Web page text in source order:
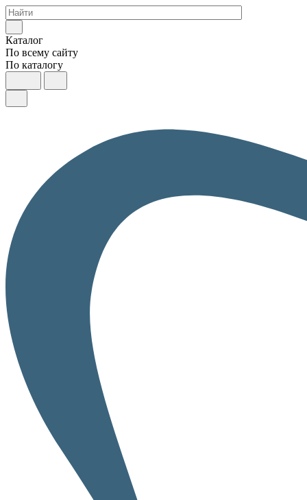
Каталог
По всему сайту
По каталогу